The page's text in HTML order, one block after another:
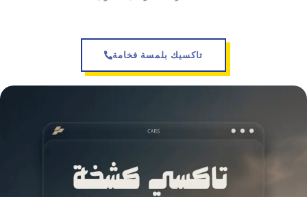
تاكسيك بلمسة فخامة